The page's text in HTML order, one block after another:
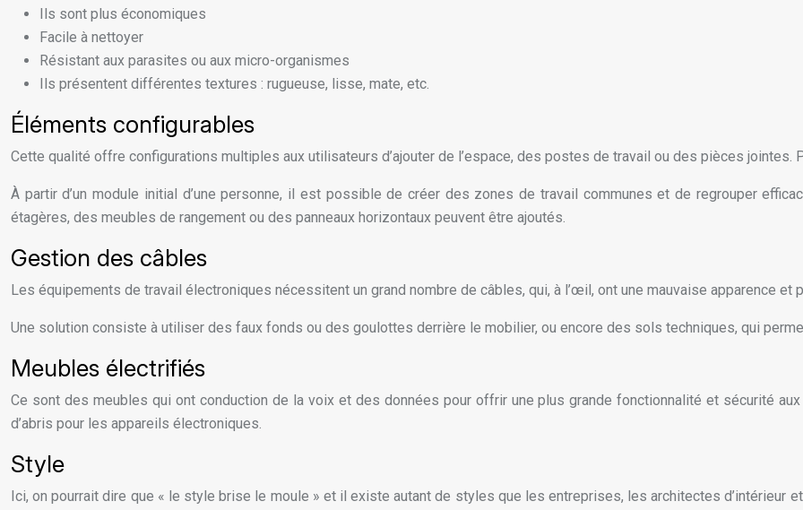
Ils sont plus économiques
Facile à nettoyer
Résistant aux parasites ou aux micro-organismes
Ils présentent différentes textures : rugueuse, lisse, mate, etc.
Éléments configurables
Cette qualité offre configurations multiples aux utilisateurs d’ajouter de l’espace, des postes de travail ou des pièces
À partir d’un module initial d’une personne, il est possible de créer des zones de travail communes et de regrouper
étagères, des meubles de rangement ou des panneaux horizontaux peuvent être ajoutés.
Gestion des câbles
Les équipements de travail électroniques nécessitent un grand nombre de câbles, qui, à l’œil, ont une mauvaise apparence et
Une solution consiste à utiliser des faux fonds ou des goulottes derrière le mobilier, ou encore des sols techniques, qui
Meubles électrifiés
Ce sont des meubles qui ont conduction de la voix et des données pour offrir une plus grande fonctionnalité et sécurité
d’abris pour les appareils électroniques.
Style
Ici, on pourrait dire que « le style brise le moule » et il existe autant de styles que les entreprises, les architectes d’intérieur